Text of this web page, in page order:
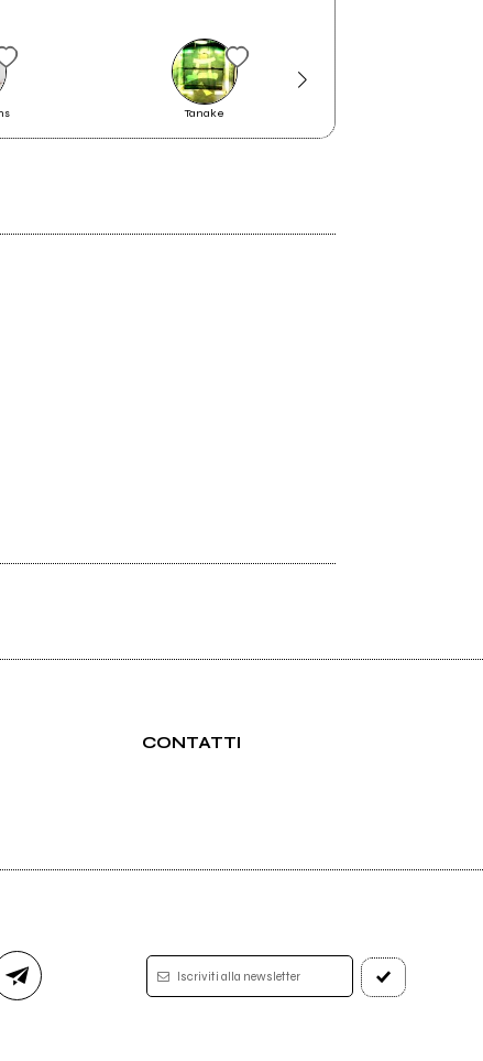
Ascolta la nuova compilation
Rockit Vol. 85
Tanake
CONTATTI
Iscriviti alla newsletter